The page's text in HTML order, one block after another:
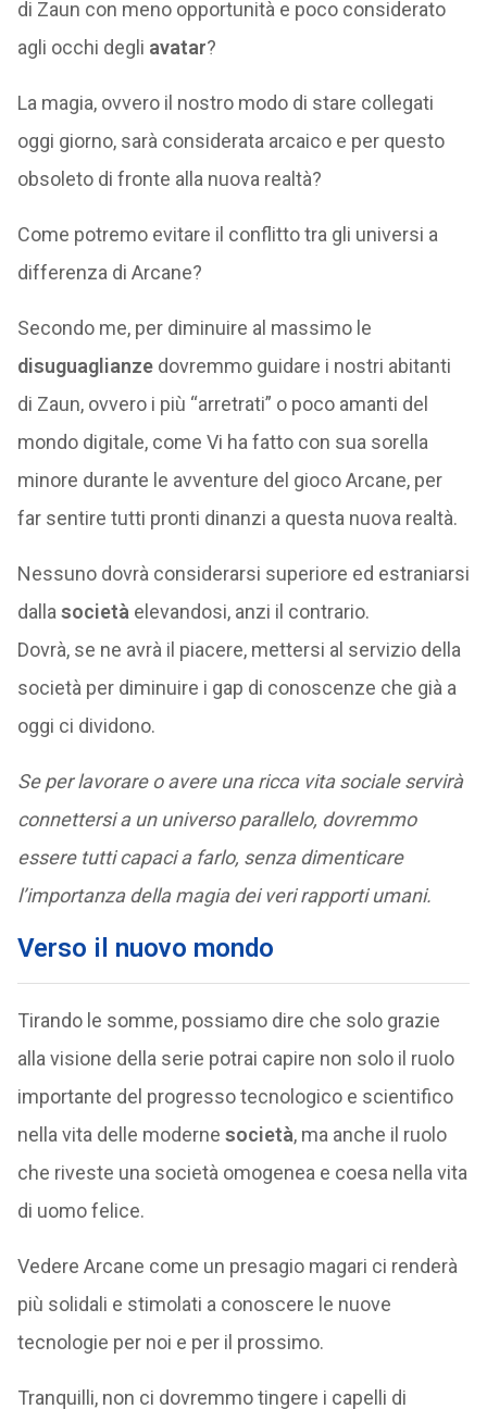
di Zaun con meno opportunità e poco considerato
agli occhi degli avatar?
La magia, ovvero il nostro modo di stare collegati
oggi giorno, sarà considerata arcaico e per questo
obsoleto di fronte alla nuova realtà?
Come potremo evitare il conflitto tra gli universi a
differenza di Arcane?
Secondo me, per diminuire al massimo le
disuguaglianzedovremmo guidare i nostri abitanti
di Zaun, ovvero i più “arretrati” o poco amanti del
mondo digitale, come Vi ha fatto con sua sorella
minore durante le avventure del gioco Arcane, per
far sentire tutti pronti dinanzi a questa nuova realtà.
Nessuno dovrà considerarsi superiore ed estraniarsi
dalla società elevandosi, anzi il contrario.
Dovrà, se ne avrà il piacere, mettersi al servizio della
società per diminuire i gap di conoscenze che già a
oggi ci dividono.
Se per lavorare o avere una ricca vita sociale servirà
connettersi a un universo parallelo, dovremmo
essere tutti capaci a farlo, senza dimenticare
l’importanza della magia dei veri rapporti umani.
Verso il nuovo mondo
Tirando le somme, possiamo dire che solo grazie
alla visione della serie potrai capire non solo il ruolo
importante del progresso tecnologico e scientifico
nella vita delle moderne società, ma anche il ruolo
che riveste una società omogenea e coesa nella vita
di uomo felice.
Vedere Arcane come un presagio magari ci renderà
più solidali e stimolati a conoscere le nuove
tecnologie per noi e per il prossimo.
Tranquilli, non ci dovremmo tingere i capelli di